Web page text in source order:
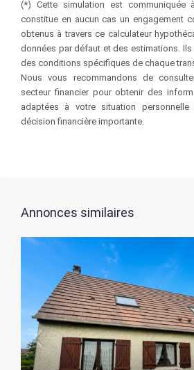
(*) Cette simulation est
constitue en aucun cas un engagement
obtenus à travers ce calculateur
données par défaut et des estimations.
des conditions spécifiques de chaque
Nous vous recommandons de
secteur financier pour obtenir des
adaptées à votre situation
décision financière importante.
Annonces similaires